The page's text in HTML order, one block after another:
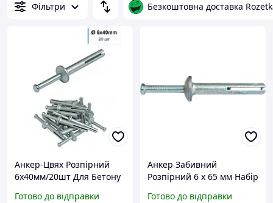
Фільтри Безкоштовна доставка
Анкер-Цвях Розпірний
6х40мм/20шт Для Бетону
Готово до відправки
Анкер Забивний
Розпірний 6 х 65 мм Набір
Готово до відправки